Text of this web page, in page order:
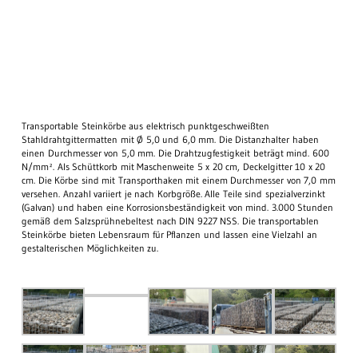
Transportable Steinkörbe aus elektrisch punktgeschweißten
Stahldrahtgittermatten mit Ø 5,0 und 6,0 mm. Die Distanzhalter haben
einen Durchmesser von 5,0 mm. Die Drahtzugfestigkeit beträgt mind. 600
N/mm². Als Schüttkorb mit Maschenweite 5 x 20 cm, Deckelgitter 10 x 20
cm. Die Körbe sind mit Transporthaken mit einem Durchmesser von 7,0 mm
versehen. Anzahl variiert je nach Korbgröße. Alle Teile sind spezialverzinkt
(Galvan) und haben eine Korrosionsbeständigkeit von mind. 3.000 Stunden
gemäß dem Salzsprühnebeltest nach DIN 9227 NSS. Die transportablen
Steinkörbe bieten Lebensraum für Pflanzen und lassen eine Vielzahl an
gestalterischen Möglichkeiten zu.